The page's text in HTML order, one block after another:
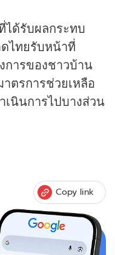
ได้รับผลกระทบ
ไทยรับหน้าที่
การของชาวบ้าน
ตรการช่วยเหลือ
เนินการไปบางส่วน
Copy link